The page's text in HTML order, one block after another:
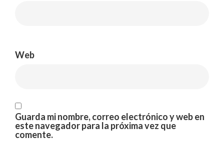
Web
Guarda mi nombre, correo electrónico y web en
este navegador para la próxima vez que
comente.